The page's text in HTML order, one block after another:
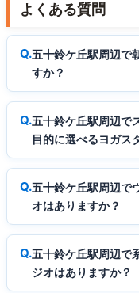
よくある質問
五十鈴ケ丘駅周辺で
すか？
五十鈴ケ丘駅周辺で
目的に選べるヨガス
五十鈴ケ丘駅周辺で
オはありますか？
五十鈴ケ丘駅周辺で
ジオはありますか？